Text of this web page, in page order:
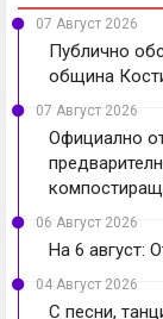
07 Август 2026
Публично
община
07 Август 2026
Официално
06 Август 2026
На 6 август:
04 Август 2026
С песни,